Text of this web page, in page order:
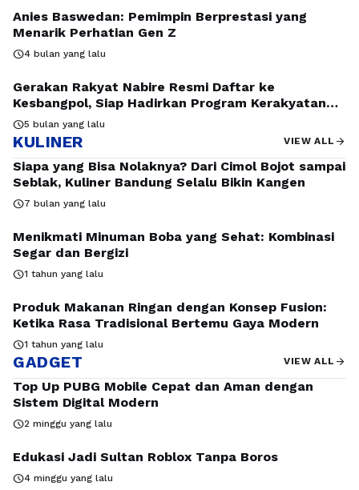
Anies Baswedan: Pemimpin Berprestasi yang
Menarik Perhatian Gen Z
schedule4 bulan yang lalu
Gerakan Rakyat Nabire Resmi Daftar ke
Kesbangpol, Siap Hadirkan Program Kerakyatan
untuk Masyarakat
schedule5 bulan yang lalu
KULINER VIEW ALL arrow_forward
Siapa yang Bisa Nolaknya? Dari Cimol Bojot sampai
Seblak, Kuliner Bandung Selalu Bikin Kangen
schedule7 bulan yang lalu
Menikmati Minuman Boba yang Sehat: Kombinasi
Segar dan Bergizi
schedule1 tahun yang lalu
Produk Makanan Ringan dengan Konsep Fusion:
Ketika Rasa Tradisional Bertemu Gaya Modern
schedule1 tahun yang lalu
GADGET VIEW ALL arrow_forward
Top Up PUBG Mobile Cepat dan Aman dengan
Sistem Digital Modern
schedule2 minggu yang lalu
Edukasi Jadi Sultan Roblox Tanpa Boros
schedule4 minggu yang lalu